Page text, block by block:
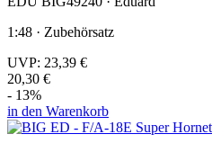
1:48 · Zubehörsatz
UVP: 23,39 €
20,30 €
- 13%
in den Warenkorb